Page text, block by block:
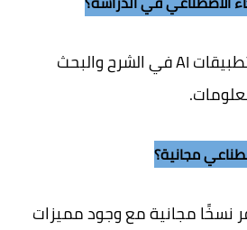
بالتأكيد، حيث تساعد تطبيقات AI في الشرح والبحث
مجانية؟
نسخًا مجانية مع وجود مميزات